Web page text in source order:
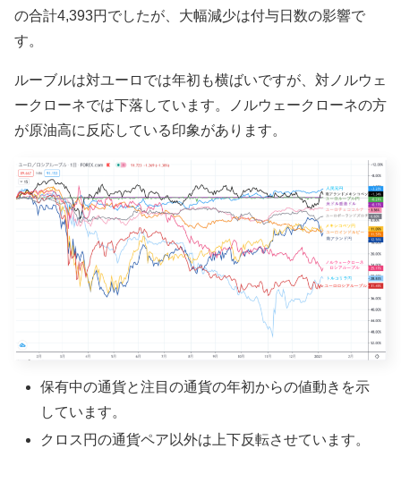
の合計4,393円でしたが、大幅減少は付与日数の影響で
す。
ルーブルは対ユーロでは年初も横ばいですが、対ノルウェ
ークローネでは下落しています。ノルウェークローネの方
が原油高に反応している印象があります。
保有中の通貨と注目の通貨の年初からの値動きを示
しています。
クロス円の通貨ペア以外は上下反転させています。